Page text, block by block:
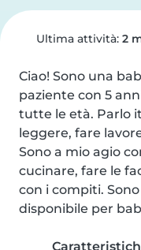
Ultima attività: 2
Ciao! Sono una
paziente con 5
tutte le età. Parlo
leggere, fare
Sono a mio agio
cucinare, fare le
con i compiti.
disponibile per